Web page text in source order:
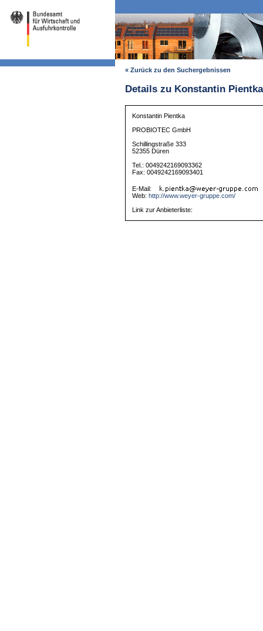
« Zurück zu den Suchergebnissen
Details zu Konstantin Pientka
Konstantin Pientka
PROBIOTEC GmbH
Schillingstraße 333
52355 Düren
Tel.: 0049242169093362
Fax: 0049242169093401
E-Mail:
Web: http://www.weyer-gruppe.com/
Link zur Anbieterliste: